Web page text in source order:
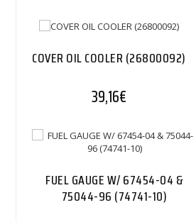
COVER OIL COOLER (26800092)
39,16€
FUEL GAUGE W/ 67454-04 &
75044-96 (74741-10)